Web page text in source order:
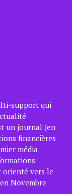
support qui
un journal (en
financières
média
orienté vers le
Novembre